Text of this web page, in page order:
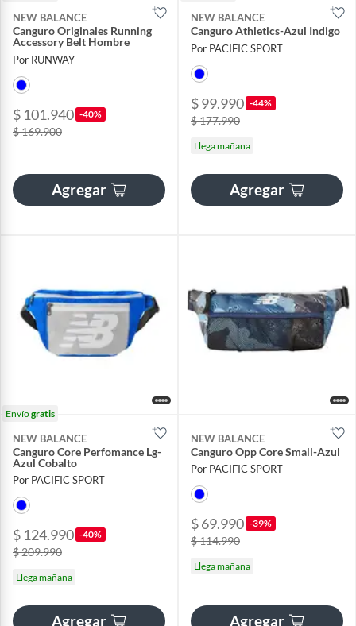
NEW BALANCE
Canguro Originales Running
Accessory Belt Hombre
Por RUNWAY
$ 101.940 -40%
$ 169.900
Agregar
NEW BALANCE
Canguro Athletics-Azul Indigo
Por PACIFIC SPORT
$ 99.990 -44%
$ 177.990
Llega mañana
Agregar
Envíogratis
NEW BALANCE
Canguro Core Perfomance Lg-
Azul Cobalto
Por PACIFIC SPORT
$ 124.990 -40%
$ 209.990
Llega mañana
Agregar
NEW BALANCE
Canguro Opp Core Small-Azul
Por PACIFIC SPORT
$ 69.990 -39%
$ 114.990
Llega mañana
Agregar